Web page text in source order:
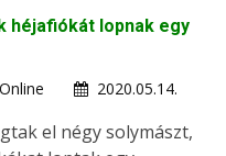
héjafiókát lopnak egy
2020.05.14.
el négy solymászt,